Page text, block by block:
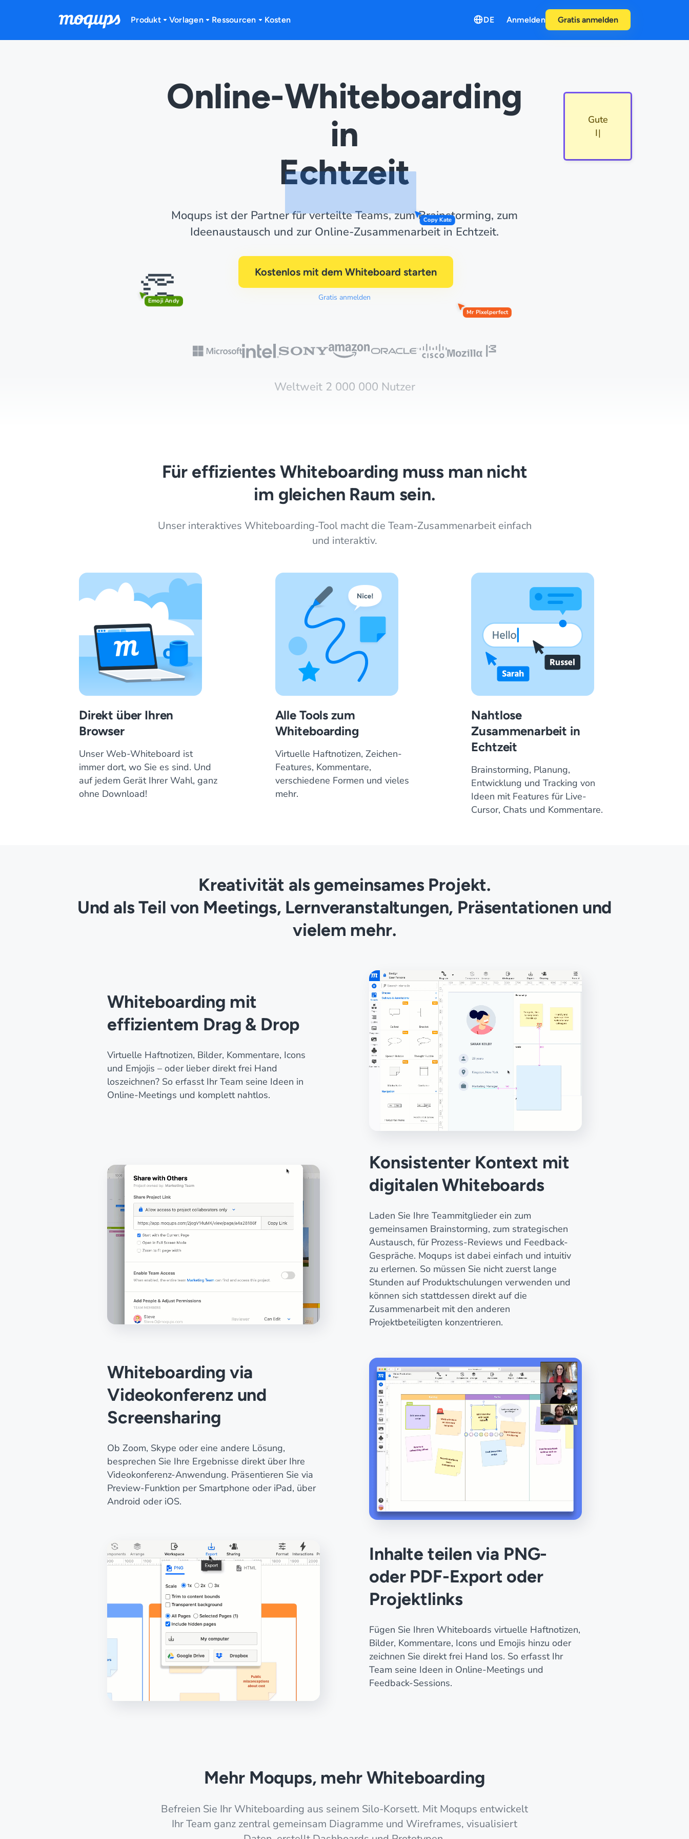
Produkt Vorlagen Ressourcen Kosten DE Anmelden Gratis anmelden
Copy Kate
👏 Mr Pixelperfect
Gute
e
Online-Whiteboarding
in
Echtzeit
Moqups ist der Partner für verteilte Teams, zum Brainstorming, zum
Ideenaustausch und zur Online-Zusammenarbeit in Echtzeit.
Kostenlos mit dem Whiteboard starten
Gratis anmelden
Weltweit 2 000 000 Nutzer
Für effizientes Whiteboarding muss man nicht
im gleichen Raum sein.
Unser interaktives Whiteboarding-Tool macht die Team-Zusammenarbeit einfach
und interaktiv.
Direkt über Ihren
Browser
Unser Web-Whiteboard ist
immer dort, wo Sie es sind. Und
auf jedem Gerät Ihrer Wahl, ganz
ohne Download!
Alle Tools zum
Whiteboarding
Virtuelle Haftnotizen, Zeichen-
Features, Kommentare,
verschiedene Formen und vieles
mehr.
Nahtlose
Zusammenarbeit in
Echtzeit
Brainstorming, Planung,
Entwicklung und Tracking von
Ideen mit Features für Live-
Cursor, Chats und Kommentare.
Kreativität als gemeinsames Projekt.
Und als Teil von Meetings, Lernveranstaltungen, Präsentationen und
vielem mehr.
Whiteboarding mit
effizientem Drag & Drop
Virtuelle Haftnotizen, Bilder, Kommentare, Icons
und Emjojis – oder lieber direkt frei Hand
loszeichnen? So erfasst Ihr Team seine Ideen in
Online-Meetings und komplett nahtlos.
Konsistenter Kontext mit
digitalen Whiteboards
Laden Sie Ihre Teammitglieder ein zum
gemeinsamen Brainstorming, zum strategischen
Austausch, für Prozess-Reviews und Feedback-
Gespräche. Moqups ist dabei einfach und intuitiv
zu erlernen. So müssen Sie nicht zuerst lange
Stunden auf Produktschulungen verwenden und
können sich stattdessen direkt auf die
Zusammenarbeit mit den anderen
Projektbeteiligten konzentrieren.
Whiteboarding via
Videokonferenz und
Screensharing
Ob Zoom, Skype oder eine andere Lösung,
besprechen Sie Ihre Ergebnisse direkt über Ihre
Videokonferenz-Anwendung. Präsentieren Sie via
Preview-Funktion per Smartphone oder iPad, über
Android oder iOS.
Inhalte teilen via PNG-
oder PDF-Export oder
Projektlinks
Fügen Sie Ihren Whiteboards virtuelle Haftnotizen,
Bilder, Kommentare, Icons und Emojis hinzu oder
zeichnen Sie direkt frei Hand los. So erfasst Ihr
Team seine Ideen in Online-Meetings und
Feedback-Sessions.
Mehr Moqups, mehr Whiteboarding
Befreien Sie Ihr Whiteboarding aus seinem Silo-Korsett. Mit Moqups entwickelt
Ihr Team ganz zentral gemeinsam Diagramme und Wireframes, visualisiert